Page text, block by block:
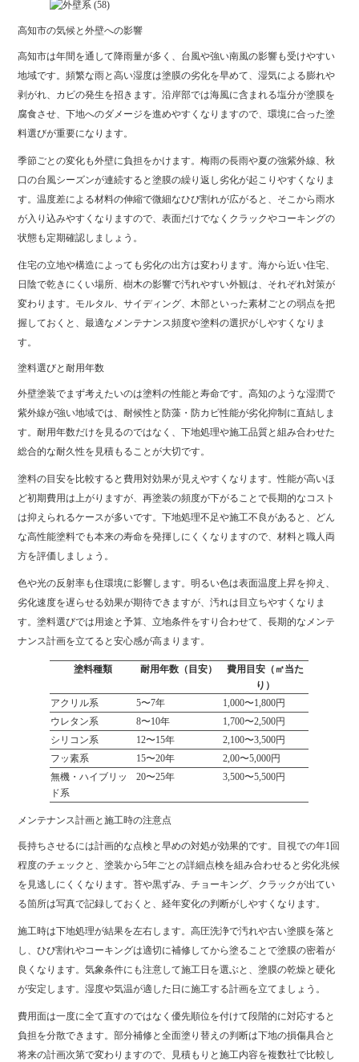
高知市の気候と外壁への影響
高知市は年間を通して降雨量が多く、台風や強い南風の影響も受けやすい
地域です。頻繁な雨と高い湿度は塗膜の劣化を早めて、湿気による膨れや
剥がれ、カビの発生を招きます。沿岸部では海風に含まれる塩分が塗膜を
腐食させ、下地へのダメージを進めやすくなりますので、環境に合った塗
料選びが重要になります。
季節ごとの変化も外壁に負担をかけます。梅雨の長雨や夏の強紫外線、秋
口の台風シーズンが連続すると塗膜の繰り返し劣化が起こりやすくなりま
す。温度差による材料の伸縮で微細なひび割れが広がると、そこから雨水
が入り込みやすくなりますので、表面だけでなくクラックやコーキングの
状態も定期確認しましょう。
住宅の立地や構造によっても劣化の出方は変わります。海から近い住宅、
日陰で乾きにくい場所、樹木の影響で汚れやすい外観は、それぞれ対策が
変わります。モルタル、サイディング、木部といった素材ごとの弱点を把
握しておくと、最適なメンテナンス頻度や塗料の選択がしやすくなりま
す。
塗料選びと耐用年数
外壁塗装でまず考えたいのは塗料の性能と寿命です。高知のような湿潤で
紫外線が強い地域では、耐候性と防藻・防カビ性能が劣化抑制に直結しま
す。耐用年数だけを見るのではなく、下地処理や施工品質と組み合わせた
総合的な耐久性を見積もることが大切です。
塗料の目安を比較すると費用対効果が見えやすくなります。性能が高いほ
ど初期費用は上がりますが、再塗装の頻度が下がることで長期的なコスト
は抑えられるケースが多いです。下地処理不足や施工不良があると、どん
な高性能塗料でも本来の寿命を発揮しにくくなりますので、材料と職人両
方を評価しましょう。
色や光の反射率も住環境に影響します。明るい色は表面温度上昇を抑え、
劣化速度を遅らせる効果が期待できますが、汚れは目立ちやすくなりま
す。塗料選びでは用途と予算、立地条件をすり合わせて、長期的なメンテ
ナンス計画を立てると安心感が高まります。
塗料種類 耐用年数（目安）
費用目安（㎡当た
り）
アクリル系
5〜7年
1,000〜1,800円
ウレタン系
8〜10年
1,700〜2,500円
シリコン系
12〜15年
2,100〜3,500円
フッ素系
15〜20年
2,00〜5,000円
無機・ハイブリッ
ド系
20〜25年 3,500〜5,500円
メンテナンス計画と施工時の注意点
長持ちさせるには計画的な点検と早めの対処が効果的です。目視での年1回
程度のチェックと、塗装から5年ごとの詳細点検を組み合わせると劣化兆候
を見逃しにくくなります。苔や黒ずみ、チョーキング、クラックが出てい
る箇所は写真で記録しておくと、経年変化の判断がしやすくなります。
施工時は下地処理が結果を左右します。高圧洗浄で汚れや古い塗膜を落と
し、ひび割れやコーキングは適切に補修してから塗ることで塗膜の密着が
良くなります。気象条件にも注意して施工日を選ぶと、塗膜の乾燥と硬化
が安定します。湿度や気温が適した日に施工する計画を立てましょう。
費用面は一度に全て直すのではなく優先順位を付けて段階的に対応すると
負担を分散できます。部分補修と全面塗り替えの判断は下地の損傷具合と
将来の計画次第で変わりますので、見積もりと施工内容を複数社で比較し